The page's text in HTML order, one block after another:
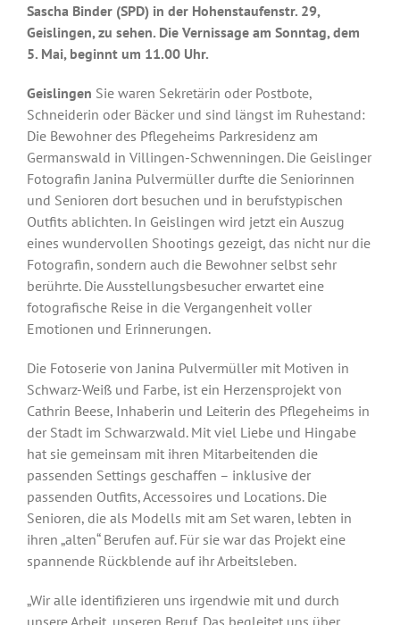
Sascha Binder (SPD) in der Hohenstaufenstr. 29,
Geislingen, zu sehen. Die Vernissage am Sonntag, dem
5. Mai, beginnt um 11.00 Uhr.
Geislingen Sie waren Sekretärin oder Postbote,
Schneiderin oder Bäcker und sind längst im Ruhestand:
Die Bewohner des Pflegeheims Parkresidenz am
Germanswald in Villingen-Schwenningen. Die Geislinger
Fotografin Janina Pulvermüller durfte die Seniorinnen
und Senioren dort besuchen und in berufstypischen
Outfits ablichten. In Geislingen wird jetzt ein Auszug
eines wundervollen Shootings gezeigt, das nicht nur die
Fotografin, sondern auch die Bewohner selbst sehr
berührte. Die Ausstellungsbesucher erwartet eine
fotografische Reise in die Vergangenheit voller
Emotionen und Erinnerungen.
Die Fotoserie von Janina Pulvermüller mit Motiven in
Schwarz-Weiß und Farbe, ist ein Herzensprojekt von
Cathrin Beese, Inhaberin und Leiterin des Pflegeheims in
der Stadt im Schwarzwald. Mit viel Liebe und Hingabe
hat sie gemeinsam mit ihren Mitarbeitenden die
passenden Settings geschaffen – inklusive der
passenden Outfits, Accessoires und Locations. Die
Senioren, die als Modells mit am Set waren, lebten in
ihren „alten“ Berufen auf. Für sie war das Projekt eine
spannende Rückblende auf ihr Arbeitsleben.
„Wir alle identifizieren uns irgendwie mit und durch
unsere Arbeit, unseren Beruf. Das begleitet uns über